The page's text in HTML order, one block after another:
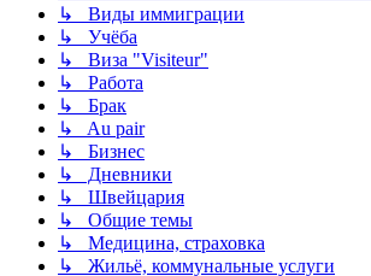
↳ Виды иммиграции
↳ Учёба
↳ Виза "Visiteur"
↳ Работа
↳ Брак
↳ Au pair
↳ Бизнес
↳ Дневники
↳ Швейцария
↳ Общие темы
↳ Медицина, страховка
↳ Жильё, коммунальные услуги